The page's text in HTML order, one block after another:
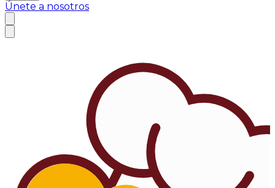
Únete a nosotros